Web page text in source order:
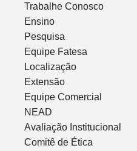
Trabalhe Conosco
Ensino
Pesquisa
Equipe Fatesa
Localização
Extensão
Equipe Comercial
NEAD
Avaliação Institucional
Comitê de Ética